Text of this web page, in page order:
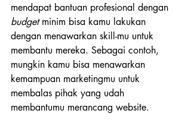
mendapat bantuan profesional dengan
budget minim bisa kamu lakukan
dengan menawarkan skill-mu untuk
membantu mereka. Sebagai contoh,
mungkin kamu bisa menawarkan
kemampuan marketingmu untuk
membalas pihak yang udah
membantumu merancang website.